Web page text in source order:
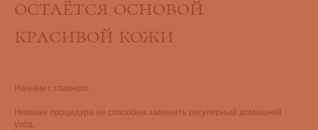
остаётся основой
красивой кожи
Начнём с главного.
Никакая процедура не способна заменить регулярный домашний
уход.